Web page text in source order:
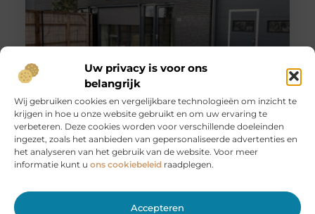
Uw privacy is voor ons
belangrijk
Wij gebruiken cookies en vergelijkbare technologieën om inzicht te
krijgen in hoe u onze website gebruikt en om uw ervaring te
verbeteren. Deze cookies worden voor verschillende doeleinden
ingezet, zoals het aanbieden van gepersonaliseerde advertenties en
het analyseren van het gebruik van de website. Voor meer
informatie kunt u ons cookiebeleid raadplegen.
Accepteren
Huur een aanhanger of autoambulance bij JobCar –
Voor elk vervoer de juiste oplossing
Bij JobCar in Etten-Leur bent u aan het juiste adres voor
het huren van aanhangers en autoambulances. Of u nu